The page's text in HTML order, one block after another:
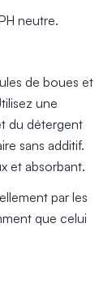
neutre.
de boues et
une
du détergent
sans additif.
et absorbant.
par les
que celui